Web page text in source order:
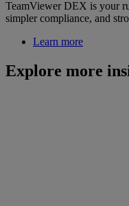
TeamViewer DEX is your
simpler compliance, and
Learn more
Explore more